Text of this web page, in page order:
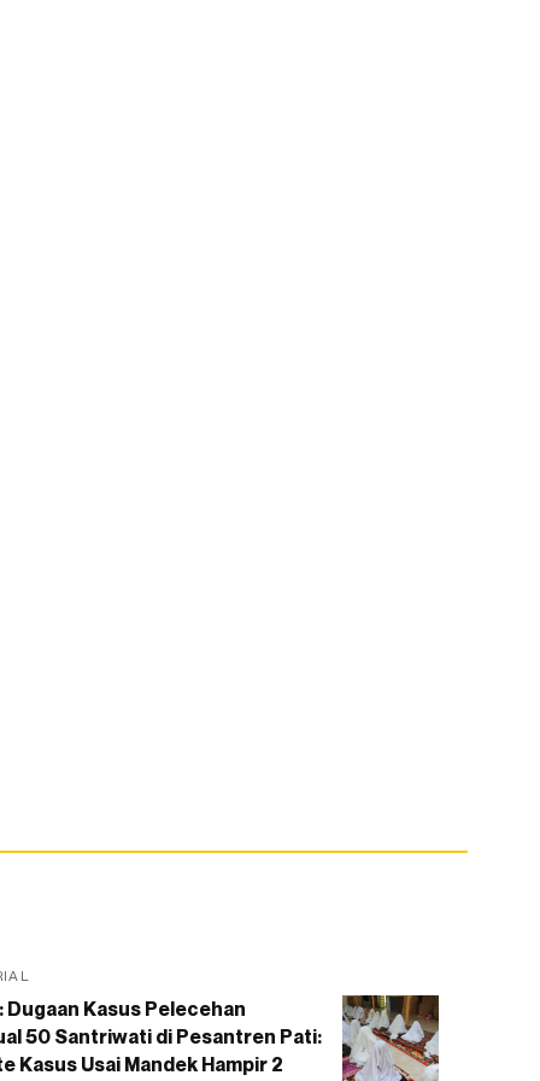
Dugaan Kasus Pelecehan
50 Santriwati di Pesantren Pati:
Kasus Usai Mandek Hampir 2